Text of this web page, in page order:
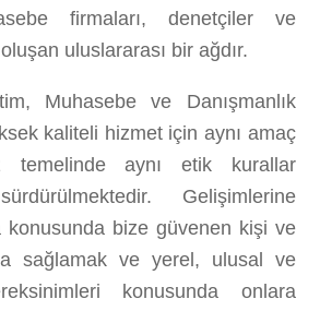
firmaları, denetçiler ve
uluslararası bir ağdır.
Muhasebe ve Danışmanlık
kaliteli hizmet için aynı amaç
temelinde aynı etik kurallar
Gelişimlerine
konusunda bize güvenen kişi ve
sağlamak ve yerel, ulusal ve
konusunda onlara